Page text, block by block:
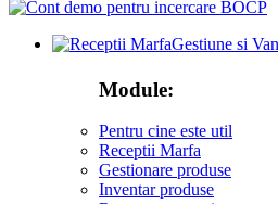
Gestiune si
Module:
Pentru cine este util
Receptii Marfa
Gestionare produse
Inventar produse